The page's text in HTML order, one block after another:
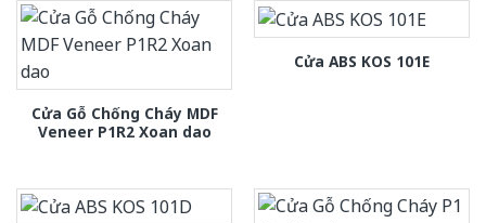
Cửa Gỗ Chống Cháy MDF
Veneer P1R2 Xoan dao
Cửa ABS KOS 101E